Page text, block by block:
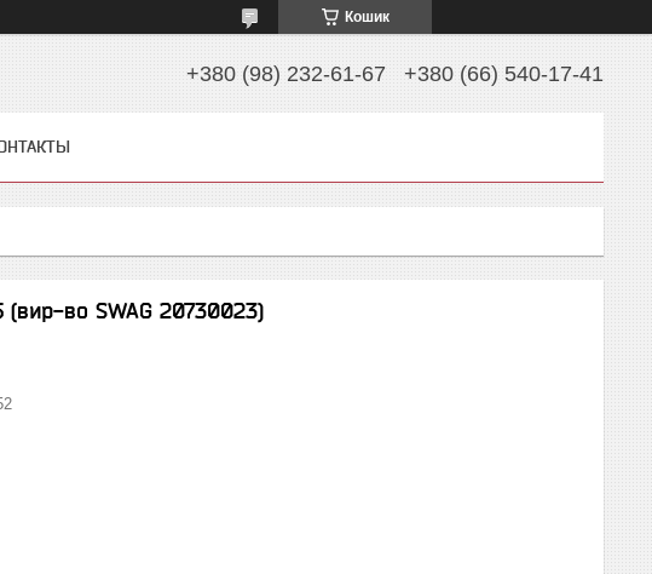
Кошик
+380 (98) 232-61-67 +380 (66) 540-17-41
во SWAG 20730023)